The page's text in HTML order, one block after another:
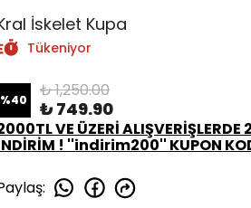
İskelet Kupa
Tükeniyor
%40 ₺ 1,250.00
₺ 749.90
VE ÜZERİ ALIŞVERİŞLERDE
! ''indirim200'' KUPON
: